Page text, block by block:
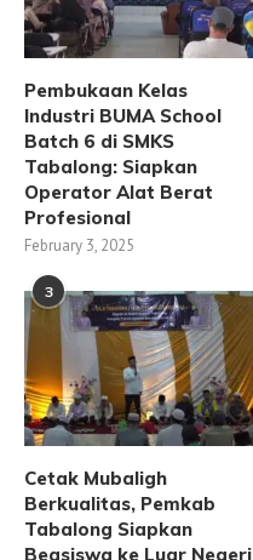
Pembukaan Kelas
Industri BUMA School
Batch 6 di SMKS
Tabalong: Siapkan
Operator Alat Berat
Profesional
February 3, 2025
3
Cetak Mubaligh
Berkualitas, Pemkab
Tabalong Siapkan
Beasiswa ke Luar Negeri